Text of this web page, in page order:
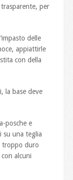
per
delle
appiattirle
con della
la base deve
posche e
su una teglia
troppo duro
alcuni